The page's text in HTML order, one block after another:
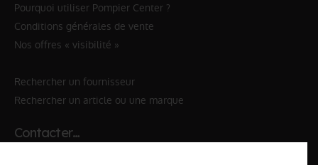
Pourquoi utiliser Pompier Center ?
Conditions générales de vente
Nos offres « visibilité »
Rechercher un fournisseur
Rechercher un article ou une marque
Contacter…